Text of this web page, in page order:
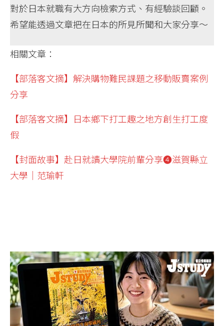
對於日本就職有大方向檢索方式、有經驗談回顧。
希望能透過文章把在日本的所見所聞和大家分享～
相關文章：
【部落客文摘】解決購物難民課題之移動販賣案例
分享
【部落客文摘】日本鄉下打工趣之地方創生打工度
假
【封面故事】赴日就讀大學院前輩分享❹滋賀縣立
大學│范瑜軒